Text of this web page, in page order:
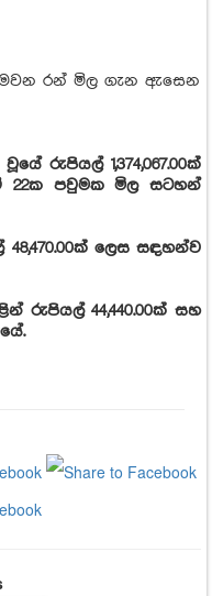
රන් මිල ගැන ඇසෙන
රුපියල් 1,374,067.00ක්
22ක පවුමක මිල සටහන්
ලෙස සඳහන්ව
රුපියල් 44,440.00ක් සහ